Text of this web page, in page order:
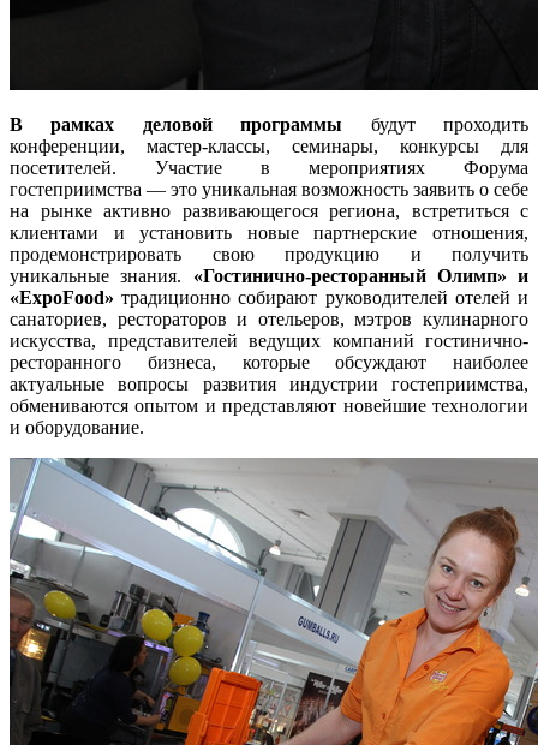
В рамках деловой программы будут проходить
конференции, мастер-классы, семинары, конкурсы для
посетителей. Участие в мероприятиях Форума
гостеприимства — это уникальная возможность заявить о себе
на рынке активно развивающегося региона, встретиться с
клиентами и установить новые партнерские отношения,
продемонстрировать свою продукцию и получить
уникальные знания. «Гостинично-ресторанный Олимп» и
«ExpoFood» традиционно собирают руководителей отелей и
санаториев, рестораторов и отельеров, мэтров кулинарного
искусства, представителей ведущих компаний гостинично-
ресторанного бизнеса, которые обсуждают наиболее
актуальные вопросы развития индустрии гостеприимства,
обмениваются опытом и представляют новейшие технологии
и оборудование.